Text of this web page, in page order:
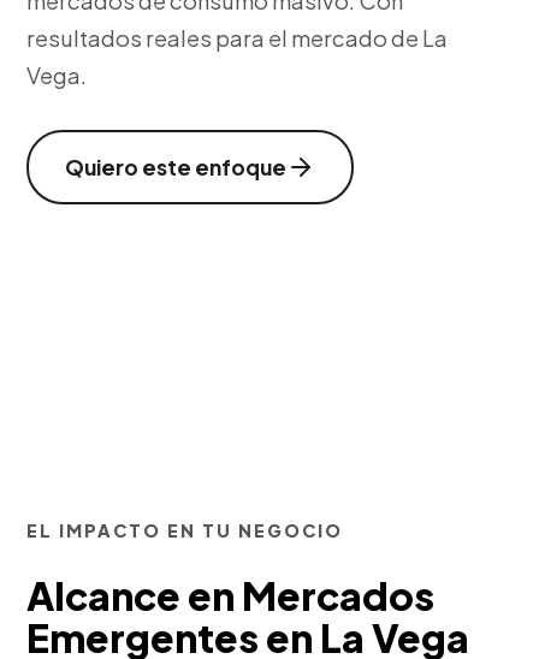
resultados reales para el mercado de La
Vega.
Quiero este enfoque
EL IMPACTO EN TU NEGOCIO
Alcance en Mercados
Emergentes en La Vega